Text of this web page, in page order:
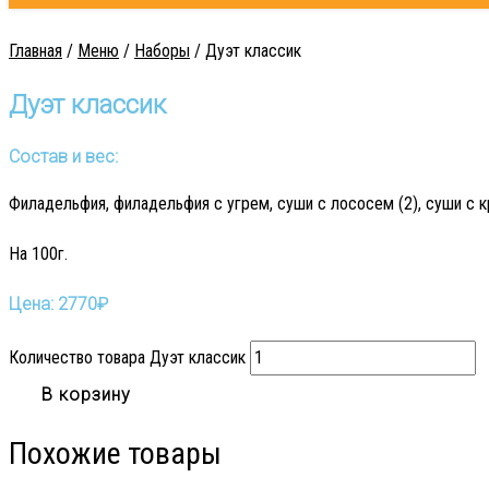
Главная / Меню / Наборы / Дуэт классик
Дуэт классик
Состав и вес:
Филадельфия, филадельфия с угрем, суши с лососем (2), суши с
На 100г.
Цена: 2770₽
Количество товара Дуэт классик
В корзину
Похожие товары